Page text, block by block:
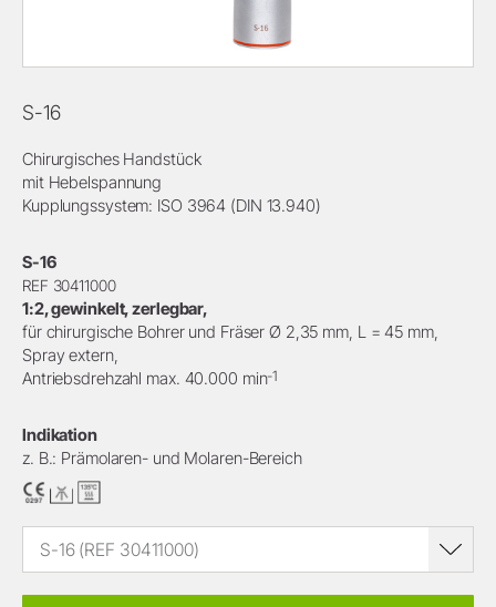
S-16
Chirurgisches Handstück
mit Hebelspannung
Kupplungssystem: ISO 3964 (DIN 13.940)
S-16
REF 30411000
1:2, gewinkelt, zerlegbar,
für chirurgische Bohrer und Fräser Ø 2,35 mm, L = 45 mm,
Spray extern,
Antriebsdrehzahl max. 40.000 min-1
Indikation
z. B.: Prämolaren- und Molaren-Bereich
S-16 (REF 30411000)